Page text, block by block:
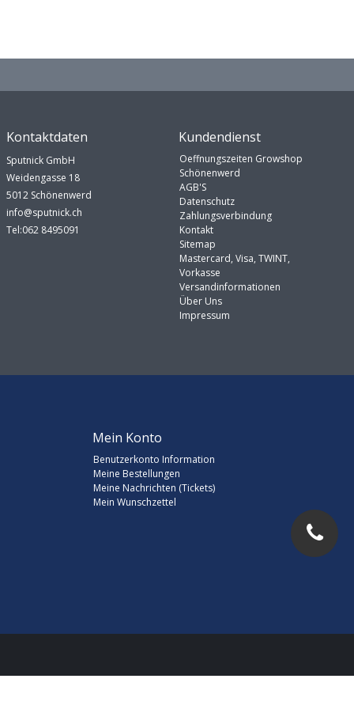
Kontaktdaten
Sputnick GmbH
Weidengasse 18
5012 Schönenwerd
info@sputnick.ch
Tel:062 8495091
Kundendienst
Oeffnungszeiten Growshop
Schönenwerd
AGB'S
Datenschutz
Zahlungsverbindung
Kontakt
Sitemap
Mastercard, Visa, TWINT,
Vorkasse
Versandinformationen
Über Uns
Impressum
Mein Konto
Benutzerkonto Information
Meine Bestellungen
Meine Nachrichten (Tickets)
Mein Wunschzettel